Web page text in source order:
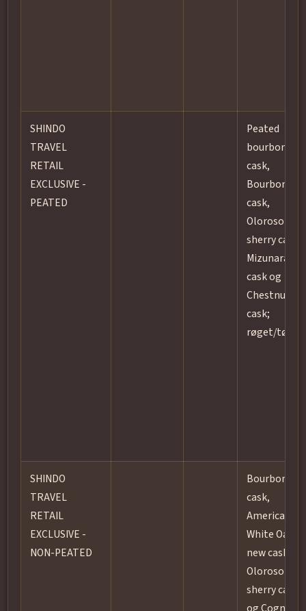
SHINDO
TRAVEL
RETAIL
EXCLUSIVE -
PEATED
Peated
bourbon
cask,
Bourbon
cask,
Oloroso
sherry cask,
Mizunara
cask og
Chestnut
cask;
røget/tørvet
SHINDO
TRAVEL
RETAIL
EXCLUSIVE -
NON-PEATED
Bourbon
cask,
American
White Oak
new cask,
Oloroso
sherry cask